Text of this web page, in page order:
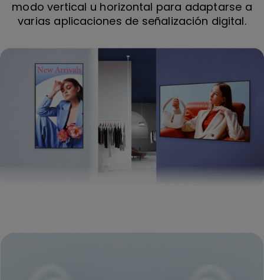
modo vertical u horizontal para adaptarse a
varias aplicaciones de señalización digital.